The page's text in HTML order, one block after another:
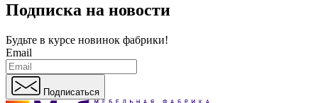
Подписка на новости
Будьте в курсе новинок фабрики!
Email
Подписаться